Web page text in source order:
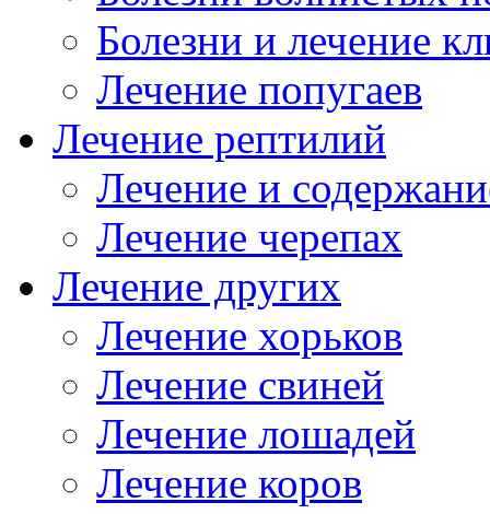
Болезни и лечение
Лечение попугаев
Лечение рептилий
Лечение и
Лечение черепах
Лечение других
Лечение хорьков
Лечение свиней
Лечение лошадей
Лечение коров